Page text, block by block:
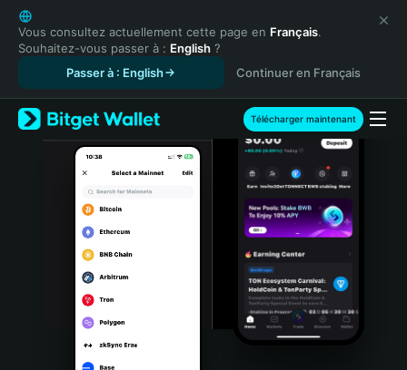
English
日本語
Tiếng Việt
Español (Latinoamérica)
Türkçe
Italiano
Português (Portugal)
Bahasa Indonesia
Vous consultez actuellement cette page en Français.
Souhaitez-vous passer à : English ?
Passer à : English
Continuer en Français
Télécharger maintenant